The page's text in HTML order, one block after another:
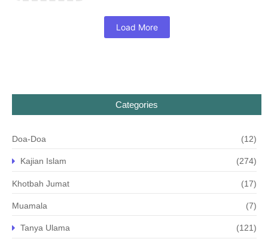
Load More
Categories
Doa-Doa (12)
Kajian Islam (274)
Khotbah Jumat (17)
Muamala (7)
Tanya Ulama (121)